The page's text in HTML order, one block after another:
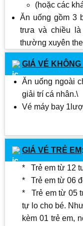
(hoặc các
Ăn uống gồm 3
trưa và chiều
thường xuyên
GIÁ VÉ KHÔNG
Ăn uống ngoài
giải trí cá nhân.\
Vé máy bay
GIÁ VÉ TRẺ EM:
* Trẻ em từ 12
* Trẻ em từ 06
* Trẻ em từ 05
tự lo cho bé.
kèm 01 trẻ em,